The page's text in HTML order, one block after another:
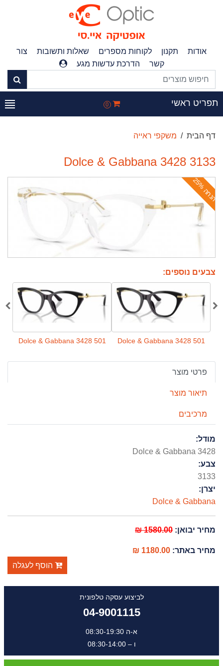
אודות תקנון לקוחות מספרים שאלות ותשובות
צור
קשר
הדרכת עדשות מגע
ראשי 0
דף הבית משקפי ראייה
Dolce & Gabbana 3428 3133
ה
נ
ח
ה
2
5
צבעים נוספים:
Dolce & Gabbana 3428 501
Dolce & Gabbana 3428 501
פרטי מוצר
תיאור מוצר
מרכיבים
מודל:
Dolce & Gabbana 3428
צבע:
3133
יצרן:
Dolce & Gabbana
מחיר יבואן:1580.00 ₪
מחיר באתר:1180.00 ₪
הוסף לעגלה
לביצוע עסקה טלפונית
04-9001115
א-ה 08:30-19:30
ו – 08:30-14:00